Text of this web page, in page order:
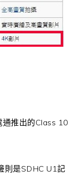
通推出的Class 10
則是SDHC U1記